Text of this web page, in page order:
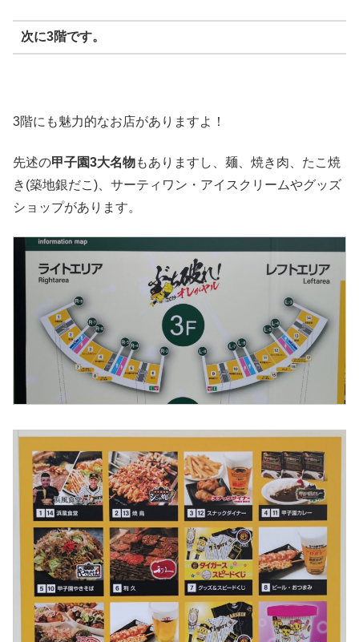
次に3階です。
3階にも魅力的なお店がありますよ！
先述の甲子園3大名物もありますし、麺、焼き肉、たこ焼
き(築地銀だこ)、サーティワン・アイスクリームやグッズ
ショップがあります。